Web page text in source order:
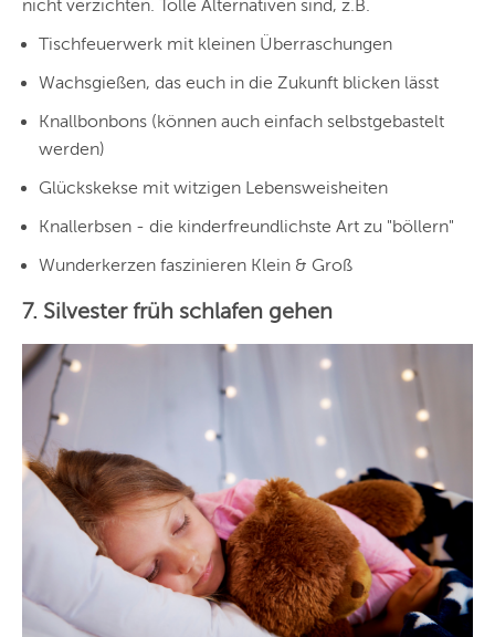
nicht verzichten. Tolle Alternativen sind, z.B.
Tischfeuerwerk mit kleinen Überraschungen
Wachsgießen, das euch in die Zukunft blicken lässt
Knallbonbons (können auch einfach selbstgebastelt
werden)
Glückskekse mit witzigen Lebensweisheiten
Knallerbsen - die kinderfreundlichste Art zu "böllern"
Wunderkerzen faszinieren Klein & Groß
7. Silvester früh schlafen gehen